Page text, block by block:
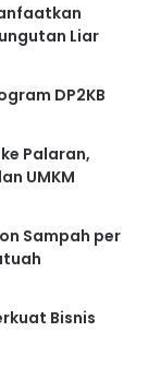
Liar
DP2KB
Palaran,
UMKM
Sampah per
Bisnis